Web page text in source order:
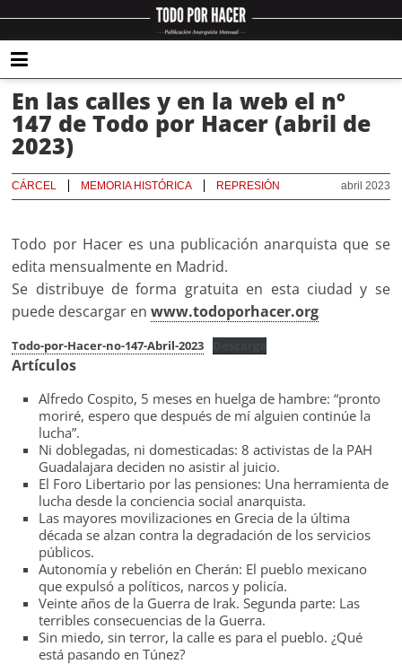
En las calles y en la web el nº
147 de Todo por Hacer (abril de
2023)
abril 2023
CÁRCEL MEMORIA HISTÓRICA REPRESIÓN
Todo por Hacer es una publicación anarquista que se
edita mensualmente en Madrid.
Se distribuye de forma gratuita en esta ciudad y se
puede descargar enwww.todoporhacer.org
Todo-por-Hacer-no-147-Abril-2023
Artículos
Alfredo Cospito, 5 meses en huelga de hambre: “pronto
moriré, espero que después de mí alguien continúe la
lucha”.
Ni doblegadas, ni domesticadas: 8 activistas de la PAH
Guadalajara deciden no asistir al juicio.
El Foro Libertario por las pensiones: Una herramienta de
lucha desde la conciencia social anarquista.
Las mayores movilizaciones en Grecia de la última
década se alzan contra la degradación de los servicios
públicos.
Autonomía y rebelión en Cherán: El pueblo mexicano
que expulsó a políticos, narcos y policía.
Veinte años de la Guerra de Irak. Segunda parte: Las
terribles consecuencias de la Guerra.
Sin miedo, sin terror, la calle es para el pueblo. ¿Qué
está pasando en Túnez?